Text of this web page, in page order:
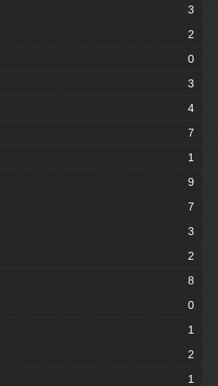
3
2
0
3
4
7
1
9
7
3
2
8
0
1
2
1